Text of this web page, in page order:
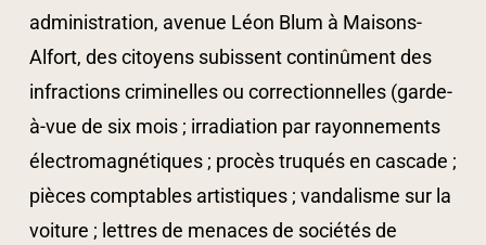
administration, avenue Léon Blum à Maisons-
Alfort, des citoyens subissent continûment des
infractions criminelles ou correctionnelles (garde-
à-vue de six mois ; irradiation par rayonnements
électromagnétiques ; procès truqués en cascade ;
pièces comptables artistiques ; vandalisme sur la
voiture ; lettres de menaces de sociétés de